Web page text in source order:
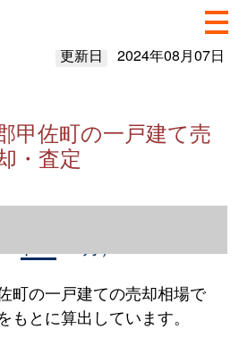
更新日 2024年08月07日
甲佐町の一戸建て売
・査定
町の一戸建ての売却相場で
もとに算出しています。